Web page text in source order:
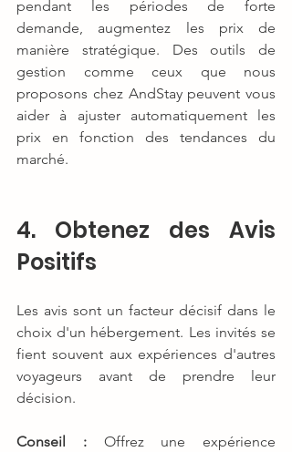
pendant les périodes de forte
demande, augmentez les prix de
manière stratégique. Des outils de
gestion comme ceux que nous
proposons chez AndStay peuvent vous
aider à ajuster automatiquement les
prix en fonction des tendances du
marché.
4. Obtenez des Avis
Positifs
Les avis sont un facteur décisif dans le
choix d'un hébergement. Les invités se
fient souvent aux expériences d'autres
voyageurs avant de prendre leur
décision.
Conseil : Offrez une expérience